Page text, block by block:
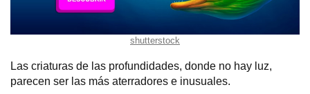
shutterstock
Las criaturas de las profundidades, donde no hay luz,
parecen ser las más aterradores e inusuales.